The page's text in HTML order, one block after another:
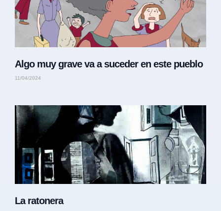
Algo muy grave va a suceder en este pueblo
11/04/2024
La ratonera